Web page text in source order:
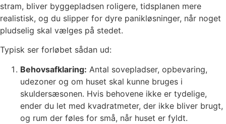
stram, bliver byggepladsen roligere, tidsplanen mere
realistisk, og du slipper for dyre panikløsninger, når noget
pludselig skal vælges på stedet.
Typisk ser forløbet sådan ud:
Behovsafklaring: Antal sovepladser, opbevaring,
udezoner og om huset skal kunne bruges i
skuldersæsonen. Hvis behovene ikke er tydelige,
ender du let med kvadratmeter, der ikke bliver brugt,
og rum der føles for små, når huset er fyldt.